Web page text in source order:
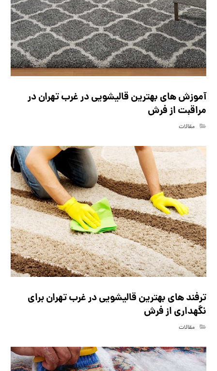
آموزش های بهترین قالیشویی در غرب تهران در
مراقبت از فرش
مقالات
ترفند های بهترین قالیشویی در غرب تهران برای
نگهداری از فرش
مقالات